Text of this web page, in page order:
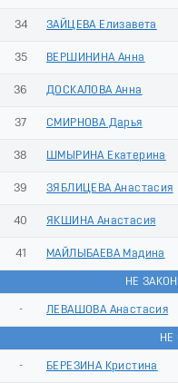
34 ЗАЙЦЕВА Елизавета
35 ВЕРШИНИНА Анна
36 ДОСКАЛОВА Анна
37 СМИРНОВА Дарья
38 ШМЫРИНА Екатерина
39 ЗЯБЛИЦЕВА Анастасия
40 ЯКШИНА Анастасия
41 МАЙЛЫБАЕВА Мадина
НЕ
- ЛЕВАШОВА Анастасия
НЕ
- БЕРЕЗИНА Кристина